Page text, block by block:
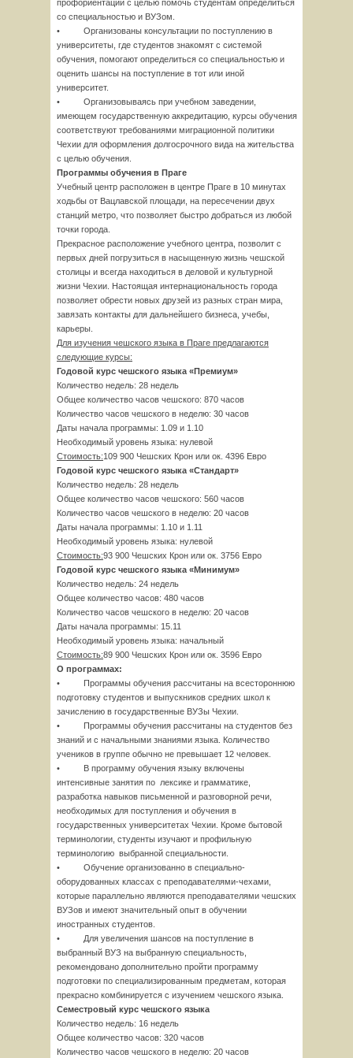
профориентации с целью помочь студентам определиться
со специальностью и ВУЗом.
• Организованы консультации по поступлению в
университеты, где студентов знакомят с системой
обучения, помогают определиться со специальностью и
оценить шансы на поступление в тот или иной
университет.
• Организовываясь при учебном заведении,
имеющем государственную аккредитацию, курсы обучения
соответствуют требованиями миграционной политики
Чехии для оформления долгосрочного вида на жительства
с целью обучения.
Программы обучения в Праге
Учебный центр расположен в центре Праге в 10 минутах
ходьбы от Вацлавской площади, на пересечении двух
станций метро, что позволяет быстро добраться из любой
точки города.
Прекрасное расположение учебного центра, позволит с
первых дней погрузиться в насыщенную жизнь чешской
столицы и всегда находиться в деловой и культурной
жизни Чехии. Настоящая интернациональность города
позволяет обрести новых друзей из разных стран мира,
завязать контакты для дальнейшего бизнеса, учебы,
карьеры.
Для изучения чешского языка в Праге предлагаются
следующие курсы:
Годовой курс чешского языка «Премиум»
Количество недель: 28 недель
Общее количество часов чешского: 870 часов
Количество часов чешского в неделю: 30 часов
Даты начала программы: 1.09 и 1.10
Необходимый уровень языка: нулевой
Стоимость:109 900 Чешских Крон или ок. 4396 Евро
Годовой курс чешского языка «Стандарт»
Количество недель: 28 недель
Общее количество часов чешского: 560 часов
Количество часов чешского в неделю: 20 часов
Даты начала программы: 1.10 и 1.11
Необходимый уровень языка: нулевой
Стоимость:93 900 Чешских Крон или ок. 3756 Евро
Годовой курс чешского языка «Минимум»
Количество недель: 24 недель
Общее количество часов: 480 часов
Количество часов чешского в неделю: 20 часов
Даты начала программы: 15.11
Необходимый уровень языка: начальный
Стоимость:89 900 Чешских Крон или ок. 3596 Евро
О программах:
• Программы обучения рассчитаны на всестороннюю
подготовку студентов и выпускников средних школ к
зачислению в государственные ВУЗы Чехии.
• Программы обучения рассчитаны на студентов без
знаний и с начальными знаниями языка. Количество
учеников в группе обычно не превышает 12 человек.
• В программу обучения языку включены
интенсивные занятия по лексике и грамматике,
разработка навыков письменной и разговорной речи,
необходимых для поступления и обучения в
государственных университетах Чехии. Кроме бытовой
терминологии, студенты изучают и профильную
терминологию выбранной специальности.
• Обучение организованно в специально-
оборудованных классах с преподавателями-чехами,
которые параллельно являются преподавателями чешских
ВУЗов и имеют значительный опыт в обучении
иностранных студентов.
• Для увеличения шансов на поступление в
выбранный ВУЗ на выбранную специальность,
рекомендовано дополнительно пройти программу
подготовки по специализированным предметам, которая
прекрасно комбинируется с изучением чешского языка.
Семестровый курс чешского языка
Количество недель: 16 недель
Общее количество часов: 320 часов
Количество часов чешского в неделю: 20 часов